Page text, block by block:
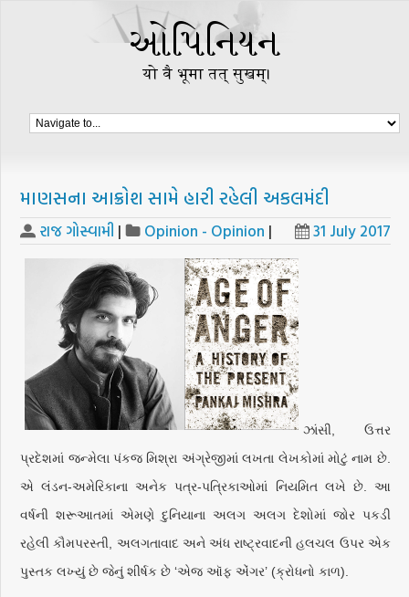
માણસના આક્રોશ સામે હારી રહેલી અકલમંદી
રાજ ગોસ્વામી | Opinion - Opinion | 31 July 2017
ઝાંસી, ઉત્તર
પ્રદેશમાં જન્મેલા પંકજ મિશ્રા અંગ્રેજીમાં લખતા લેખકોમાં મોટું નામ છે.
એ લંડન-અમેરિકાના અનેક પત્ર-પત્રિકાઓમાં નિયમિત લખે છે. આ
વર્ષની શરૂઆતમાં એમણે દુનિયાના અલગ અલગ દેશોમાં જોર પકડી
રહેલી કૌમપરસ્તી, અલગતાવાદ અને અંધ રાષ્ટ્રવાદની હલચલ ઉપર એક
પુસ્તક લખ્યું છે જેનું શીર્ષક છે ‘એજ ઑફ એંગર’ (ક્રોધનો કાળ).